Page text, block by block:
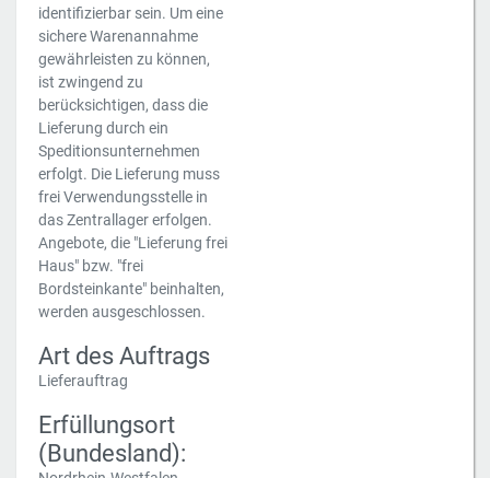
identifizierbar sein. Um eine
sichere Warenannahme
gewährleisten zu können,
ist zwingend zu
berücksichtigen, dass die
Lieferung durch ein
Speditionsunternehmen
erfolgt. Die Lieferung muss
frei Verwendungsstelle in
das Zentrallager erfolgen.
Angebote, die "Lieferung frei
Haus" bzw. "frei
Bordsteinkante" beinhalten,
werden ausgeschlossen.
Art des Auftrags
Lieferauftrag
Erfüllungsort
(Bundesland):